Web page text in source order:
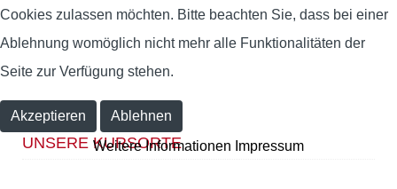
UNSERE KURSORTE
Cookies zulassen möchten. Bitte beachten Sie, dass bei einer
Ablehnung womöglich nicht mehr alle Funktionalitäten der
Seite zur Verfügung stehen.
Akzeptieren
Ablehnen
Weitere Informationen Impressum